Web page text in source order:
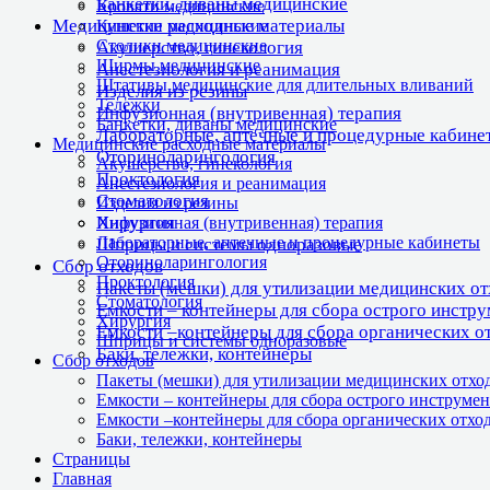
Медицинские расходные материалы
Акушерство, гинекология
Анестезиология и реанимация
Изделия из резины
Инфузионная (внутривенная) терапия
Лабораторные, аптечные и процедурные
Оториноларингология
Проктология
Стоматология
Хирургия
Шприцы и системы одноразовые
Сбор отходов
Пакеты (мешки) для утилизации медицинских
Емкости – контейнеры для сбора острого
Емкости –контейнеры для сбора органических
Баки, тележки, контейнеры
Кровати медицинские
Кушетки медицинские
Столики медицинские
Ширмы медицинские
Штативы медицинские для длительных вливаний
Тележки
Банкетки, диваны медицинские
Медицинские расходные материалы
Акушерство, гинекология
Анестезиология и реанимация
Изделия из резины
Инфузионная (внутривенная) терапия
Лабораторные, аптечные и процедурные кабинеты
Оториноларингология
Проктология
Стоматология
Хирургия
Шприцы и системы одноразовые
Сбор отходов
Пакеты (мешки) для утилизации медицинских
Емкости – контейнеры для сбора острого
Емкости –контейнеры для сбора органических
Баки, тележки, контейнеры
Страницы
Главная